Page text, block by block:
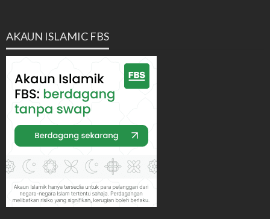
AKAUN ISLAMIC FBS